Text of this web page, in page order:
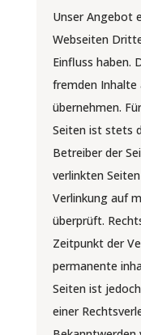
Unser Angebot
Webseiten
Einfluss haben.
fremden Inhalte
übernehmen.
Seiten ist stets
Betreiber der
verlinkten
Verlinkung auf
überprüft.
Zeitpunkt der
permanente
Seiten ist
einer